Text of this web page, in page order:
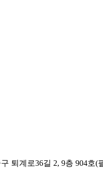
퇴계로36길 2, 9층 904호(